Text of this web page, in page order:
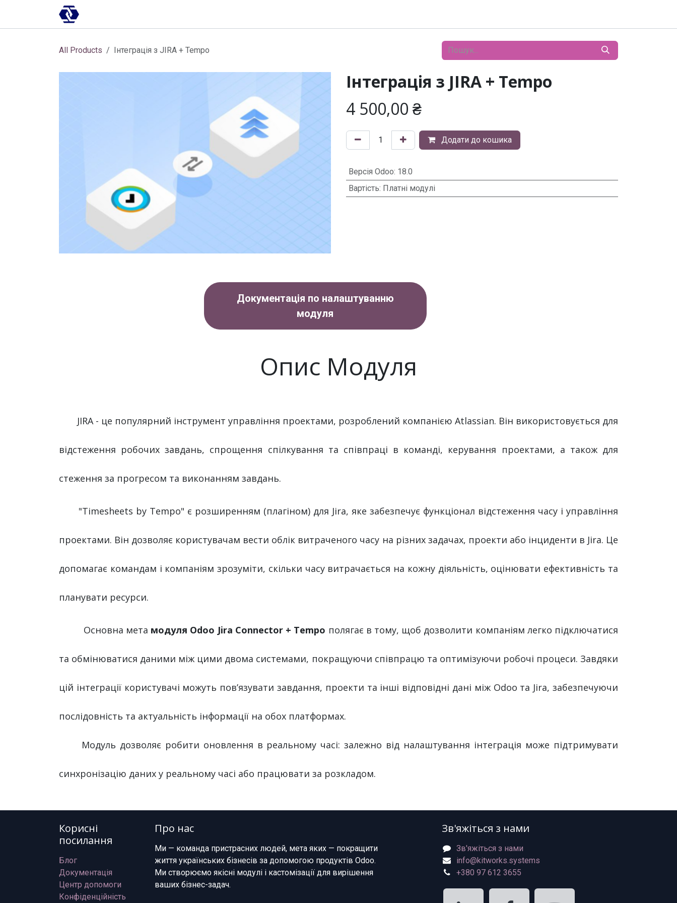
All Products Інтеграція з JIRA + Tempo
Інтеграція з JIRA + Tempo
4 500,00 ₴
Додати до кошика
Версія Odoo: 18.0
Вартість: Платні модулі
Документація по налаштуванню
модуля
Опис Модуля
JIRA - це популярний інструмент управління проектами, розроблений компанією Atlassian. Він використовується для
відстеження робочих завдань, спрощення спілкування та співпраці в команді, керування проектами, а також для
стеження за прогресом та виконанням завдань.
"Timesheets by Tempo" є розширенням (плагіном) для Jira, яке забезпечує функціонал відстеження часу і управління
проектами. Він дозволяє користувачам вести облік витраченого часу на різних задачах, проекти або інциденти в Jira. Це
допомагає командам і компаніям зрозуміти, скільки часу витрачається на кожну діяльність, оцінювати ефективність та
планувати ресурси.
Основна мета модуля Odoo Jira Connector + Tempo полягає в тому, щоб дозволити компаніям легко підключатися
та обмінюватися даними між цими двома системами, покращуючи співпрацю та оптимізуючи робочі процеси. Завдяки
цій інтеграції користувачі можуть пов’язувати завдання, проекти та інші відповідні дані між Odoo та Jira, забезпечуючи
послідовність та актуальність інформації на обох платформах.
Модуль дозволяє робити оновлення в реальному часі: залежно від налаштування інтеграція може підтримувати
синхронізацію даних у реальному часі або працювати за розкладом.
Корисні
посилання
Блог
Документація
Центр допомоги
Конфіденційність
Про нас
Ми — команда пристрасних людей, мета яких — покращити
життя українських бізнесів за допомогою продуктів Odoo.
Ми створюємо якісні модулі і кастомізації для вирішення
ваших бізнес-задач.
Зв'яжіться з нами
Зв'яжіться з нами
info@kitworks.systems
+380 97 612 3655